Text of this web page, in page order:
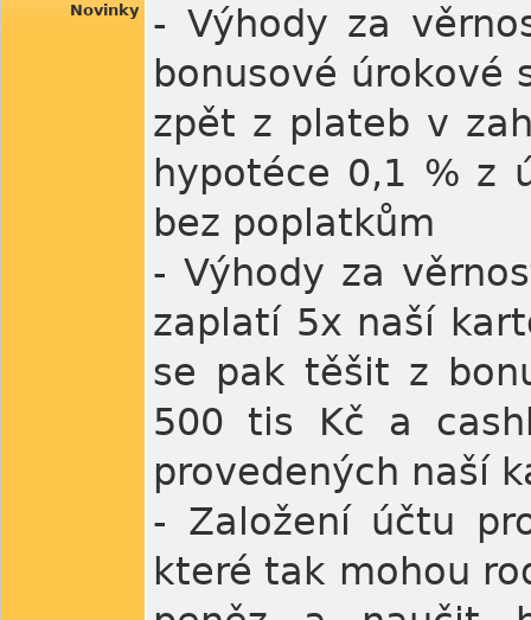
Novinky
- Výhody za
bonusové úrokové
zpět z plateb v
hypotéce 0,1 % z
bez poplatkům
- Výhody za
zaplatí 5x naší
se pak těšit z
500 tis Kč a
provedených naší
- Založení účtu
které tak mohou